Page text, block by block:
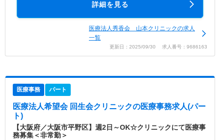
詳細を見る
医療法人秀香会 山本クリニックの求人
一覧
更新日：2025/09/30 求人番号：9686163
医療事務 パート
医療法人希望会 回生会クリニックの医療事務求人(パー
ト)
【大阪府／大阪市平野区】週2日～OK☆クリニックにて医療事
務募集＜非常勤＞